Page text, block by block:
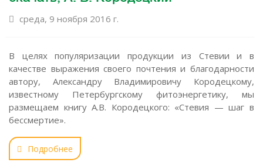
среда, 9 ноября 2016 г.
В целях популяризации продукции из Стевии и в
качестве выражения своего почтения и благодарности
автору, Александру Владимировичу Кородецкому,
известному Петербургскому фитоэнергетику, мы
размещаем книгу А.В. Кородецкого: «Стевия — шаг в
бессмертие».
Подробнее